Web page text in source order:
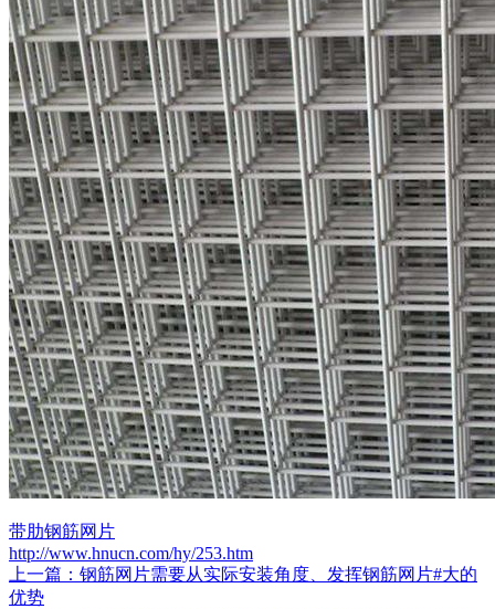
带肋钢筋网片
http://www.hnucn.com/hy/253.htm
上一篇：钢筋网片需要从实际安装角度、发挥钢筋网片#大的
优势